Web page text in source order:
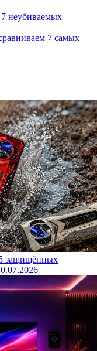
неубиваемых
7 самых
5 защищённых